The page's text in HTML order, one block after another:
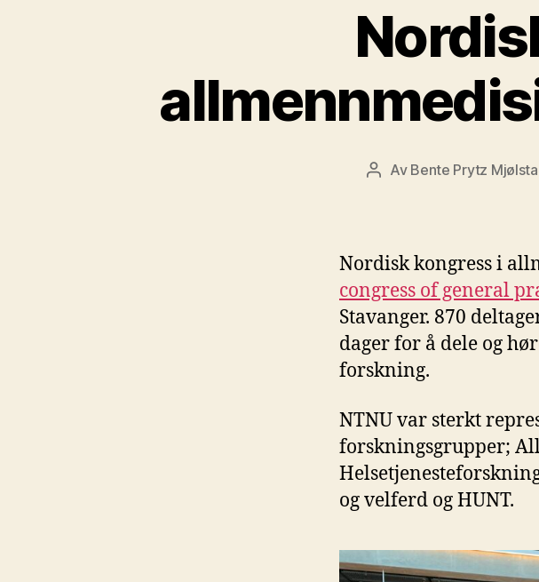
Innleggsforfatter
Av Bente Prytz
Nordisk kongress i
congress of general
Stavanger. 870
dager for å dele og
forskning.
NTNU var sterkt
forskningsgrupper;
og velferd og HUNT.